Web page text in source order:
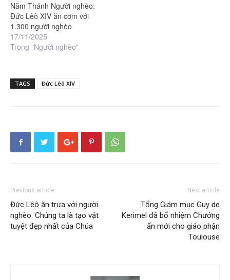
Năm Thánh Người nghèo:
Đức Lêô XIV ăn cơm với
1.300 người nghèo
17/11/2025
Trong "Người nghèo"
TAGS Đức Lêô XIV
Previous article
Đức Lêô ăn trưa với người
nghèo: Chúng ta là tạo vật
tuyệt đẹp nhất của Chúa
Next article
Tổng Giám mục Guy de
Kerimel đã bổ nhiệm Chưởng
ấn mới cho giáo phận
Toulouse